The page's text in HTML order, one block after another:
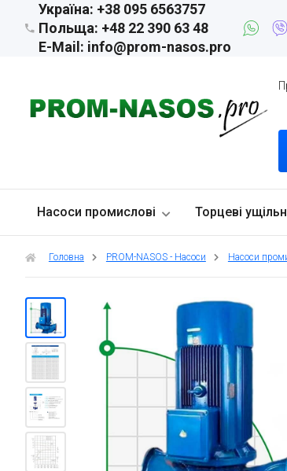
Україна: +38 095 6563757
Польща: +48 22 390 63 48
E-Mail: info@prom-nasos.pro
Насоси промислові Торцеві
Головна PROM-NASOS - Насоси Насоси